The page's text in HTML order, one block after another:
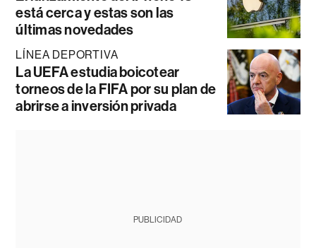
está cerca y estas son las
últimas novedades
LÍNEA DEPORTIVA
La UEFA estudia boicotear
torneos de la FIFA por su plan de
abrirse a inversión privada
PUBLICIDAD